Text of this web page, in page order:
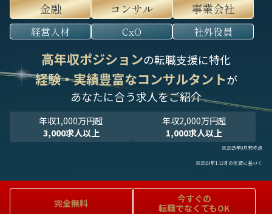
金融
コンサル 事業会社
経営人材 CxO 社外役員
高年収ポジションの転職支援に特化
経験・実績豊富なコンサルタントが
あなたに合う求人をご紹介
年収1,000万円超
3,000求人以上
年収2,000万円超
1,000求人以上
※2025年9月末時点
※2024年1-12月の実績に基づく
完全無料
今すぐの
転職でなくてもOK